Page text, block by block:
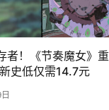
者！《节奏魔女》重
史低仅需14.7元